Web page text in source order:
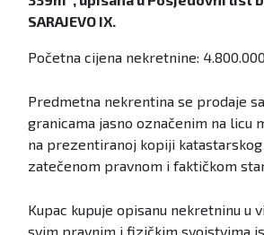
SARAJEVO IX.
Početna cijena nekretnine:
Predmetna nekrentina se prodaje
granicama jasno označenim na licu
na prezentiranoj kopiji katastarskog
zatečenom pravnom i faktičkom
Kupac kupuje opisanu nekretninu u
svim pravnim i fizičkim svojstvima